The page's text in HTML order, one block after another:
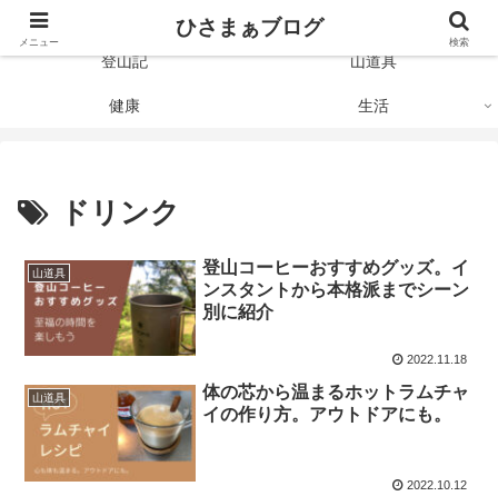
Just like the mountain
登山記 山道具
健康 生活
ドリンク
山道具
登山コーヒーおすすめグッズ。イ
ンスタントから本格派までシーン
別に紹介
2022.11.18
山道具
体の芯から温まるホットラムチャ
イの作り方。アウトドアにも。
2022.10.12
メニュー
ひさまぁブログ
検索